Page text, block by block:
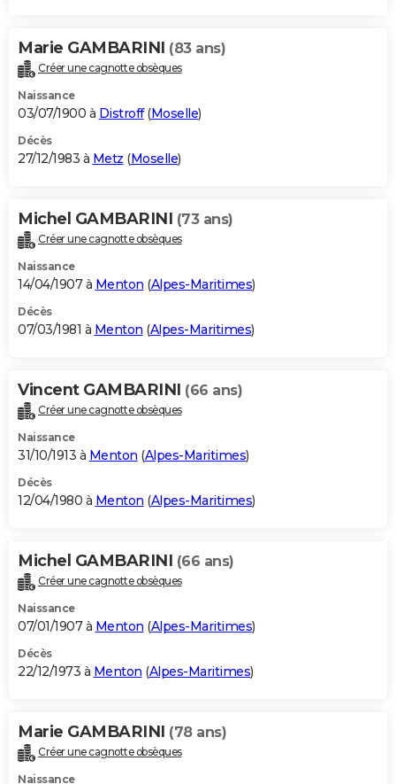
Marie GAMBARINI (83 ans)
Créer une cagnotte obsèques
Naissance
03/07/1900 à Distroff(Moselle)
Décès
27/12/1983 à Metz (Moselle)
Michel GAMBARINI (73 ans)
Créer une cagnotte obsèques
Naissance
14/04/1907 à Menton (Alpes-Maritimes)
Décès
07/03/1981 à Menton (Alpes-Maritimes)
Vincent GAMBARINI (66 ans)
Créer une cagnotte obsèques
Naissance
31/10/1913 à Menton (Alpes-Maritimes)
Décès
12/04/1980 à Menton (Alpes-Maritimes)
Michel GAMBARINI (66 ans)
Créer une cagnotte obsèques
Naissance
07/01/1907 à Menton (Alpes-Maritimes)
Décès
22/12/1973 à Menton (Alpes-Maritimes)
Marie GAMBARINI (78 ans)
Créer une cagnotte obsèques
Naissance